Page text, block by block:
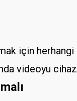
için
videoyu